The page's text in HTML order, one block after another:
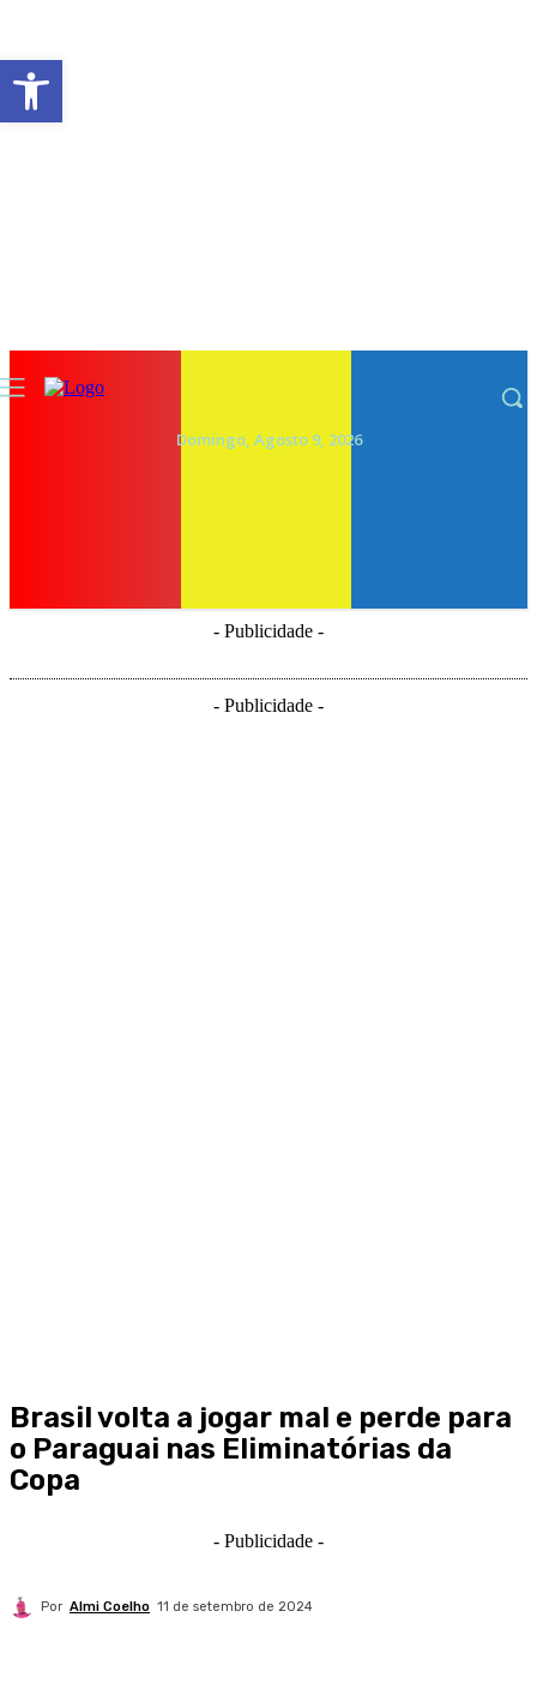
Domingo, Agosto 9, 2026
- Publicidade -
- Publicidade -
Brasil volta a jogar mal e perde para
o Paraguai nas Eliminatórias da
Copa
- Publicidade -
Por Almi Coelho 11 de setembro de 2024
Abrir a barra de ferramentas